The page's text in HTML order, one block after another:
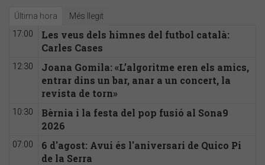
Última hora Més llegit
17:00
Les veus dels himnes del futbol català:
Carles Cases
12:30
Joana Gomila: «L’algoritme eren els amics,
entrar dins un bar, anar a un concert, la
revista de torn»
10:30
Bèrnia i la festa del pop fusió al Sona9
2026
07:00
6 d'agost: Avui és l'aniversari de Quico Pi
de la Serra